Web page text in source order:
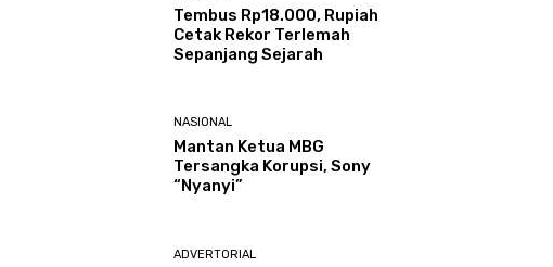
Tembus Rp18.000, Rupiah
Cetak Rekor Terlemah
Sepanjang Sejarah
NASIONAL
Mantan Ketua MBG
Tersangka Korupsi, Sony
“Nyanyi”
ADVERTORIAL